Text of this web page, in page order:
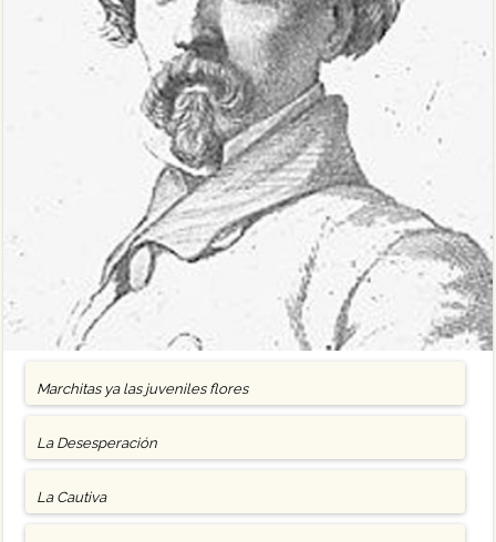
Marchitas ya las juveniles flores
La Desesperación
La Cautiva